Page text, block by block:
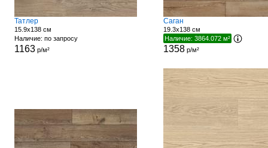
Татлер
15.9x138 см
Наличие: по запросу
1163р/м²
Саган
19.3x138 см
Наличие: 3864.072 м²
1358р/м²